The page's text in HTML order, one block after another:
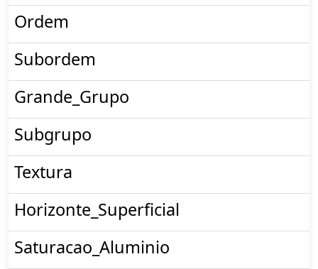
Ordem
Subordem
Grande_Grupo
Subgrupo
Textura
Horizonte_Superficial
Saturacao_Aluminio